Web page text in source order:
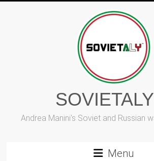
Andrea Manini's Soviet and Russian
Menu